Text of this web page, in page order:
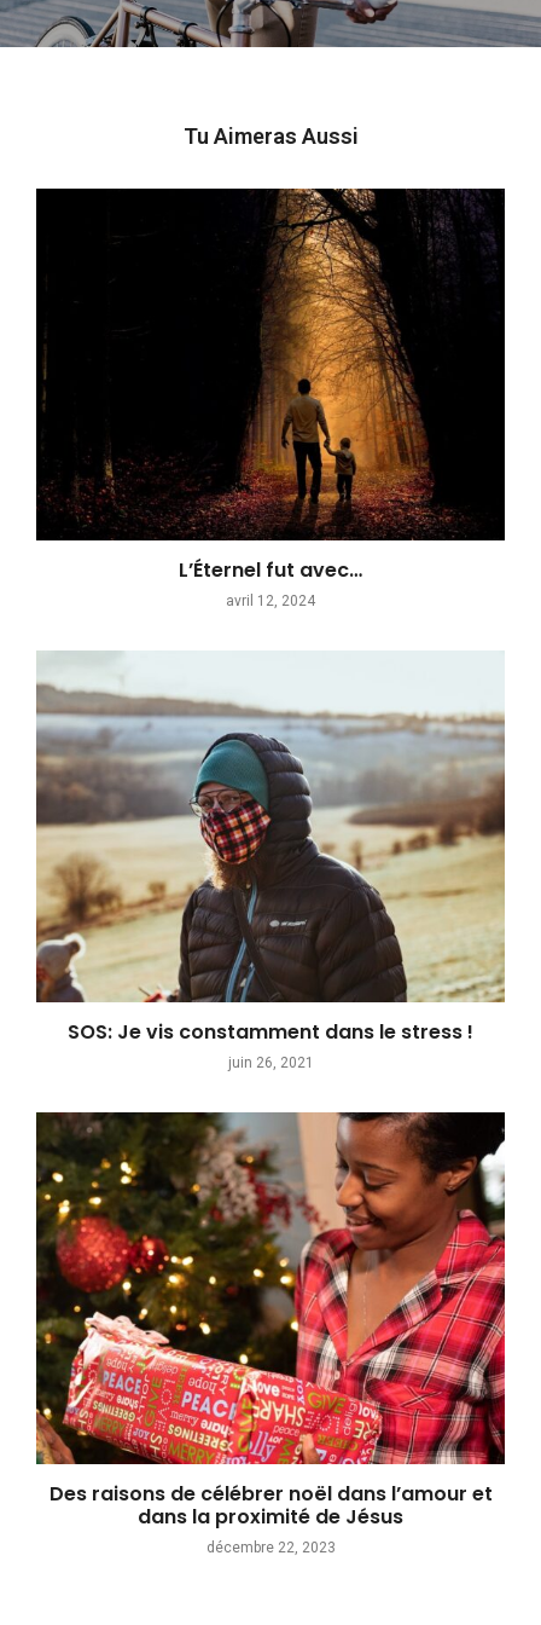
Tu Aimeras Aussi
L’Éternel fut avec…
avril 12, 2024
SOS: Je vis constamment dans le stress !
juin 26, 2021
Des raisons de célébrer noël dans l’amour et
dans la proximité de Jésus
décembre 22, 2023